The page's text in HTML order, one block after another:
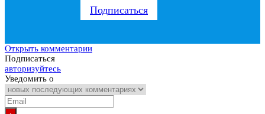
Подписаться
Открыть комментарии
Подписаться
авторизуйтесь
Уведомить о